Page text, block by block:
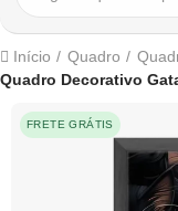
Início Quadro
Quadro Decorativo
FRETE GRÁTIS